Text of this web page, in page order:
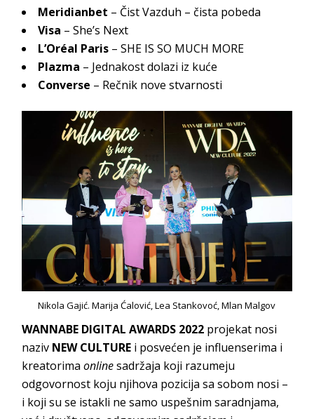
Meridianbet – Čist Vazduh – čista pobeda
Visa – She’s Next
L’Oréal Paris – SHE IS SO MUCH MORE
Plazma – Jednakost dolazi iz kuće
Converse – Rečnik nove stvarnosti
Nikola Gajić. Marija Ćalović, Lea Stankovoć, Mlan Malgov
WANNABE DIGITAL AWARDS 2022 projekat nosi
naziv NEW CULTURE i posvećen je influenserima i
kreatorimaonlinesadržaja koji razumeju
odgovornost koju njihova pozicija sa sobom nosi –
i koji su se istakli ne samo uspešnim saradnjama,